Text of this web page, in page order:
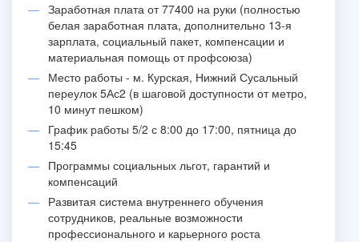
Заработная плата от 77400 на руки (полностью
белая заработная плата, дополнительно 13-я
зарплата, социальный пакет, компенсации и
материальная помощь от профсоюза)
Место работы - м. Курская, Нижний Сусальный
переулок 5Ас2 (в шаговой доступности от метро,
10 минут пешком)
График работы 5/2 с 8:00 до 17:00, пятница до
15:45
Программы социальных льгот, гарантий и
компенсаций
Развитая система внутреннего обучения
сотрудников, реальные возможности
профессионального и карьерного роста